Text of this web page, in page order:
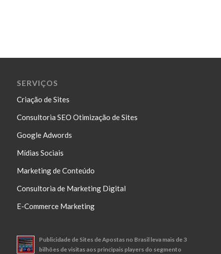
SERVIÇOS
Criação de Sites
Consultoria SEO Otimização de Sites
Google Adwords
Mídias Sociais
Marketing de Conteúdo
Consultoria de Marketing Digital
E-Commerce Marketing
Publicidade de Sites de Apostas no Brasil leva mais de 3
bilhões de visitas aos principais players do segmento